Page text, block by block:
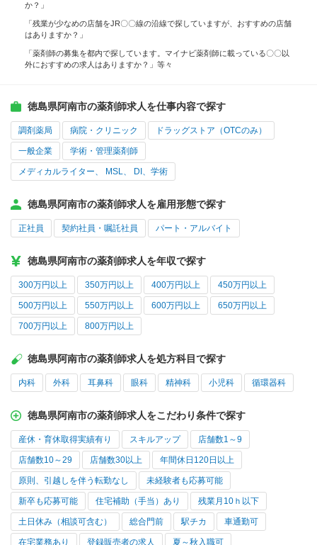
か？」
「残業が少なめの店舗をJR〇〇線の沿線で探していますが、おすすめの店舗
はありますか？」
「薬剤師の募集を都内で探しています。マイナビ薬剤師に載っている〇〇以
外におすすめの求人はありますか？」等々
徳島県阿南市の薬剤師求人を仕事内容で探す
調剤薬局 病院・クリニック ドラッグストア（OTCのみ）
一般企業 学術・管理薬剤師
メディカルライター、 MSL、 DI、学術
徳島県阿南市の薬剤師求人を雇用形態で探す
正社員 契約社員・嘱託社員 パート・アルバイト
徳島県阿南市の薬剤師求人を年収で探す
300万円以上 350万円以上 400万円以上 450万円以上
500万円以上 550万円以上 600万円以上 650万円以上
700万円以上 800万円以上
徳島県阿南市の薬剤師求人を処方科目で探す
内科 外科 耳鼻科 眼科 精神科 小児科 循環器科
徳島県阿南市の薬剤師求人をこだわり条件で探す
産休・育休取得実績有り スキルアップ 店舗数1～9
店舗数10～29 店舗数30以上 年間休日120日以上
原則、引越しを伴う転勤なし 未経験者も応募可能
新卒も応募可能 住宅補助（手当）あり 残業月10ｈ以下
土日休み（相談可含む） 総合門前 駅チカ 車通勤可
在宅業務あり 登録販売者の求人 夏～秋入職可